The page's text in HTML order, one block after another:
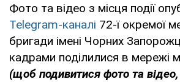
Фото та відео з місця події
Telegram-каналі 72-ї окремої
бригади імені Чорних
кадрами поділилися в мережі
(щоб подивитися фото та